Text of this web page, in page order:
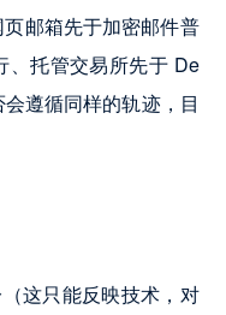
邮箱先于加密邮件普
、托管交易所先于 De
遵循同样的轨迹，目
这只能反映技术，对